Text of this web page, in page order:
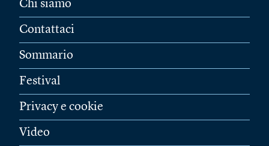
Chi siamo
Contattaci
Sommario
Festival
Privacy e cookie
Video